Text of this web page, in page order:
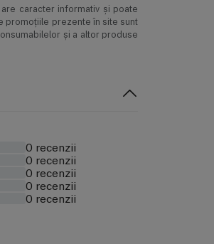
caracter informativ şi poate
promoţiile prezente în site sunt
și a altor produse
0 recenzii
0 recenzii
0 recenzii
0 recenzii
0 recenzii